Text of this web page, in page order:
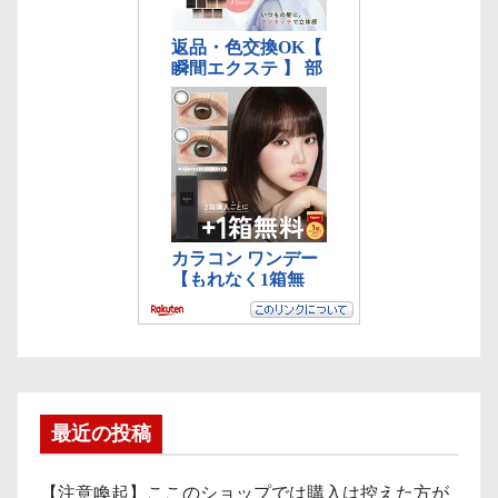
最近の投稿
【注意喚起】ここのショップでは購入は控えた方が